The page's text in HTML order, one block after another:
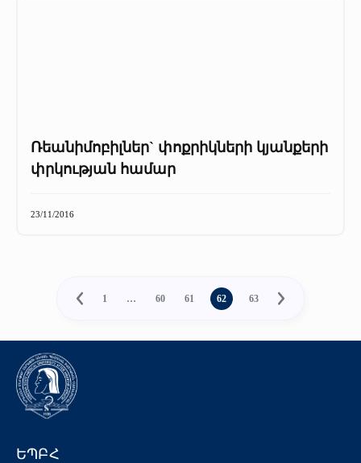
Ռեանիմոբիլներ` փոքրիկների կյանքերի
փրկության համար
23/11/2016
1 … 60 61 62 63
ԵՊԲՀ